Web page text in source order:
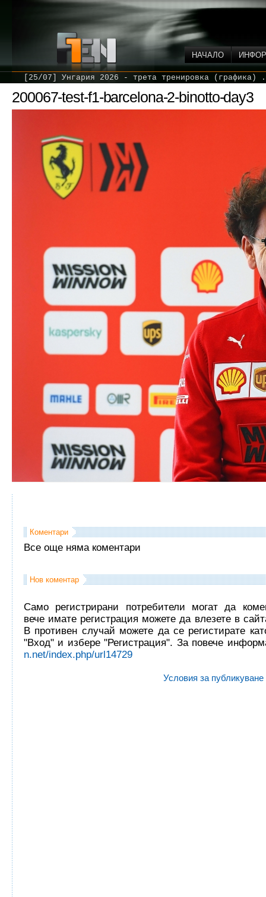
НАЧАЛО
[25/07] Унгария 2026 - трета тренировка
200067-test-f1-barcelona-2-binotto-day3
Коментари
Все още няма коментари
Нов коментар
Само регистрирани потребители могат да
вече имате регистрация можете да влезете в
В противен случай можете да се регистирате
"Вход" и избере "Регистрация". За повече
n.net/index.php/url14729
Условия за